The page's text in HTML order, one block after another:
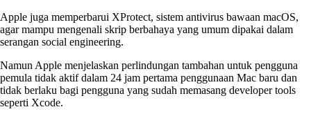
Apple juga memperbarui XProtect, sistem antivirus bawaan macOS,
agar mampu mengenali skrip berbahaya yang umum dipakai dalam
serangan social engineering.
Namun Apple menjelaskan perlindungan tambahan untuk pengguna
pemula tidak aktif dalam 24 jam pertama penggunaan Mac baru dan
tidak berlaku bagi pengguna yang sudah memasang developer tools
seperti Xcode.